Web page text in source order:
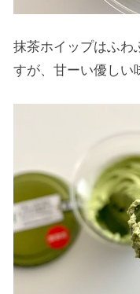
抹茶ホイップはふわ
すが、甘ーい優しい